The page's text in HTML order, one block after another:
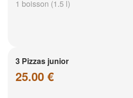
1 boisson (1.5 l)
3 Pizzas junior
25.00 €